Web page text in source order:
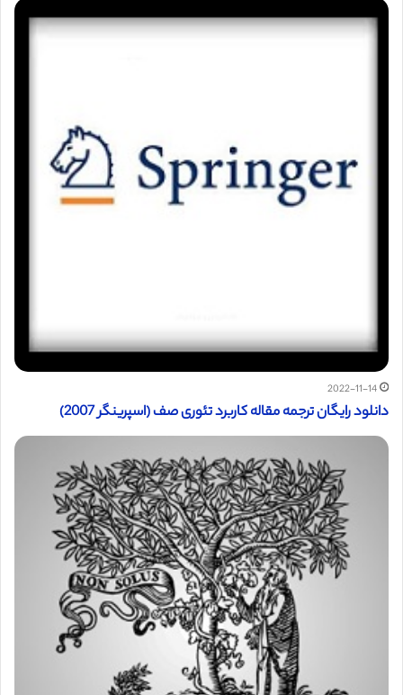
2022-11-14
دانلود رایگان ترجمه مقاله کاربرد تئوری صف (اسپرینگر 2007)